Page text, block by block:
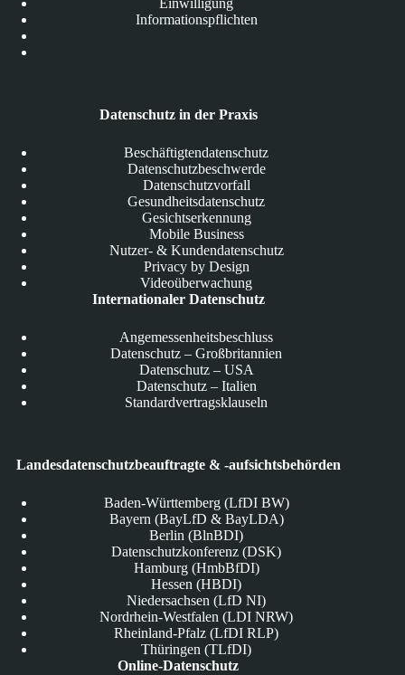
Einwilligung
Informationspflichten
Datenschutz in der Praxis
Beschäftigtendatenschutz
Datenschutzbeschwerde
Datenschutzvorfall
Gesundheitsdatenschutz
Gesichtserkennung
Mobile Business
Nutzer- & Kundendatenschutz
Privacy by Design
Videoüberwachung
Internationaler Datenschutz
Angemessenheitsbeschluss
Datenschutz – Großbritannien
Datenschutz – USA
Datenschutz – Italien
Standardvertragsklauseln
Landesdatenschutzbeauftragte & -aufsichtsbehörden
Baden-Württemberg (LfDI BW)
Bayern (BayLfD & BayLDA)
Berlin (BlnBDI)
Datenschutzkonferenz (DSK)
Hamburg (HmbBfDI)
Hessen (HBDI)
Niedersachsen (LfD NI)
Nordrhein-Westfalen (LDI NRW)
Rheinland-Pfalz (LfDI RLP)
Thüringen (TLfDI)
Online-Datenschutz